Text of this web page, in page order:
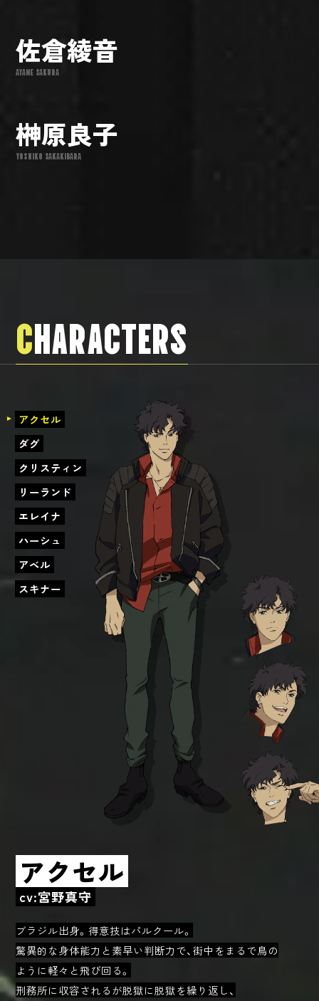
佐倉綾音
AYANE SAKURA
榊原良子
YOSHIKO SAKAKIBARA
CHARACTERS
アクセル
ダグ
クリスティン
リーランド
エレイナ
ハーシュ
アベル
スキナー
アクセル
cv:宮野真守
ブラジル出身。得意技はパルクール。
驚異的な身体能力と素早い判断力で、街中をまるで鳥の
ように軽々と飛び回る。
刑務所に収容されるが脱獄に脱獄を繰り返し、